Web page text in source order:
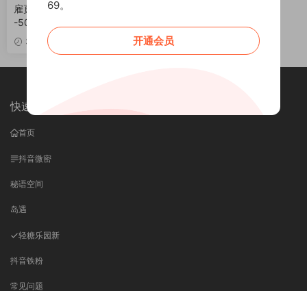
雇頁頁 阿尔维纳 修女ver [24P
-50M]
3周前 VIP
快速导航
首页
抖音微密
秘语空间
岛遇
轻糖乐园新
抖音铁粉
常见问题
69。
开通会员